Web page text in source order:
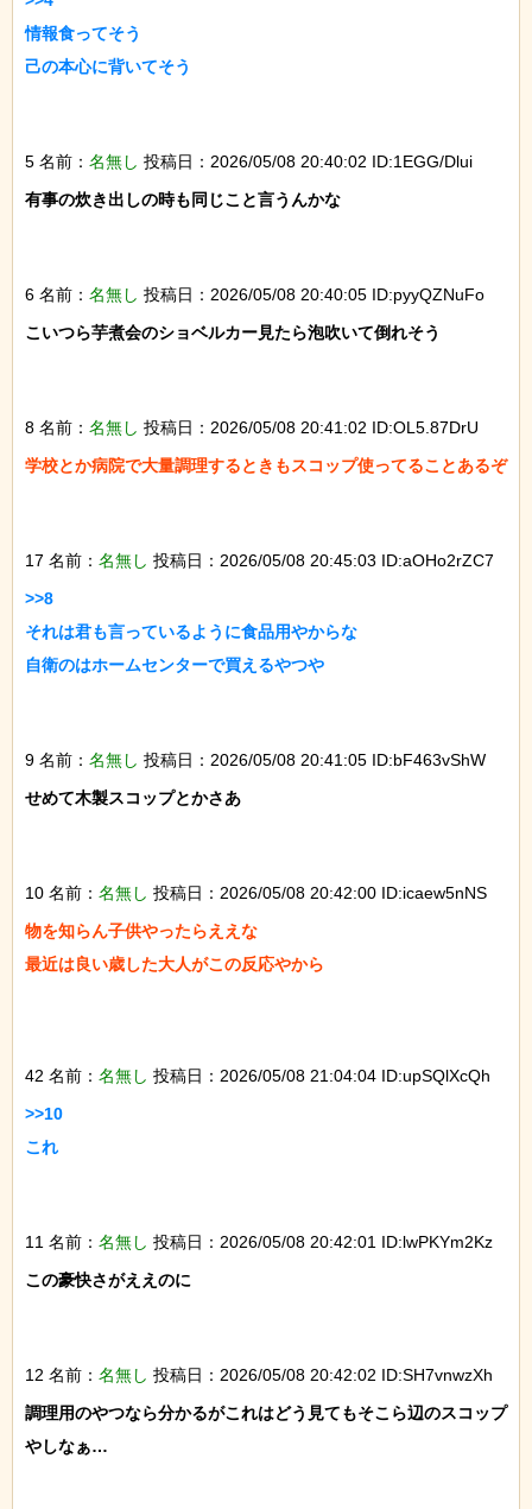
情報食ってそう
己の本心に背いてそう
5 名前： 名無し 投稿日：2026/05/08 20:40:02 ID:1EGG/Dlui
有事の炊き出しの時も同じこと言うんかな
6 名前： 名無し 投稿日：2026/05/08 20:40:05 ID:pyyQZNuFo
こいつら芋煮会のショベルカー見たら泡吹いて倒れそう
8 名前： 名無し 投稿日：2026/05/08 20:41:02 ID:OL5.87DrU
学校とか病院で大量調理するときもスコップ使ってることあるぞ
17 名前： 名無し 投稿日：2026/05/08 20:45:03 ID:aOHo2rZC7
>>8
それは君も言っているように食品用やからな
自衛のはホームセンターで買えるやつや
9 名前： 名無し 投稿日：2026/05/08 20:41:05 ID:bF463vShW
せめて木製スコップとかさあ
10 名前： 名無し 投稿日：2026/05/08 20:42:00 ID:icaew5nNS
物を知らん子供やったらええな
最近は良い歳した大人がこの反応やから
42 名前： 名無し 投稿日：2026/05/08 21:04:04 ID:upSQlXcQh
>>10
これ
11 名前： 名無し 投稿日：2026/05/08 20:42:01 ID:lwPKYm2Kz
この豪快さがええのに
12 名前： 名無し 投稿日：2026/05/08 20:42:02 ID:SH7vnwzXh
調理用のやつなら分かるがこれはどう見てもそこら辺のスコップ
やしなぁ…